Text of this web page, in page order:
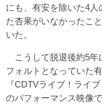
にも、有安を除いた4
た杏果がいなかったこ
いた。
こうして脱退後約5年
フォルトとなっていた
『CDTVライブ！ライ
のパフォーマンス映像